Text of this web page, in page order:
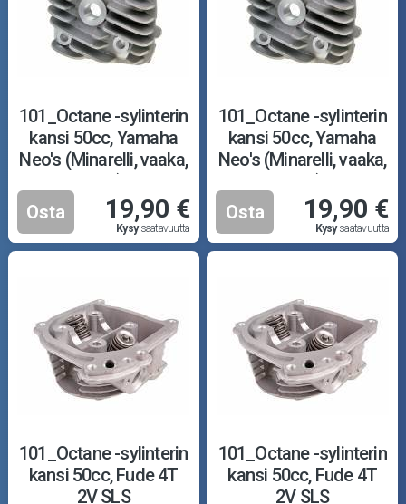
101_Octane -sylinterin
kansi 50cc, Yamaha
Neo's (Minarelli, vaaka,
ilma)
Osta
19,90 €
Kysysaatavuutta
101_Octane -sylinterin
kansi 50cc, Yamaha
Neo's (Minarelli, vaaka,
ilma)
Osta
19,90 €
Kysysaatavuutta
101_Octane -sylinterin
kansi 50cc, Fude 4T
2V SLS
101_Octane -sylinterin
kansi 50cc, Fude 4T
2V SLS